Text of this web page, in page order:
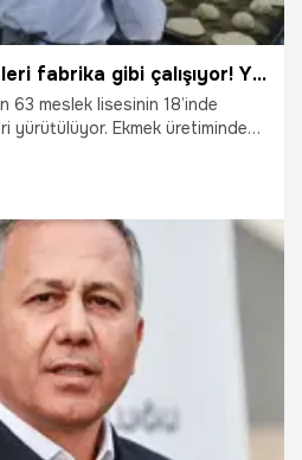
Buradaki meslek liseleri fabrika gibi çalışıyor! Yıllık ciro 230 milyon lira oldu
63 meslek lisesinin 18’inde
yürütülüyor. Ekmek üretiminden